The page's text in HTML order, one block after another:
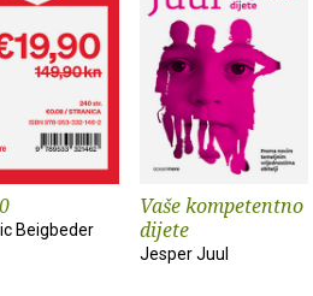
Beigbeder
Vaše kompetentno
dijete
Jesper Juul